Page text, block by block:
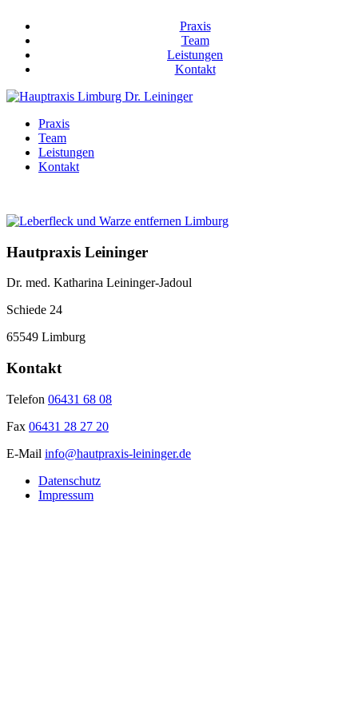
Praxis
Team
Leistungen
Kontakt
Praxis
Team
Leistungen
Kontakt
Hautpraxis Leininger
Dr. med. Katharina Leininger-Jadoul
Schiede 24
65549 Limburg
Kontakt
Telefon 06431 68 08
Fax 06431 28 27 20
E-Mail info@hautpraxis-leininger.de
Datenschutz
Impressum